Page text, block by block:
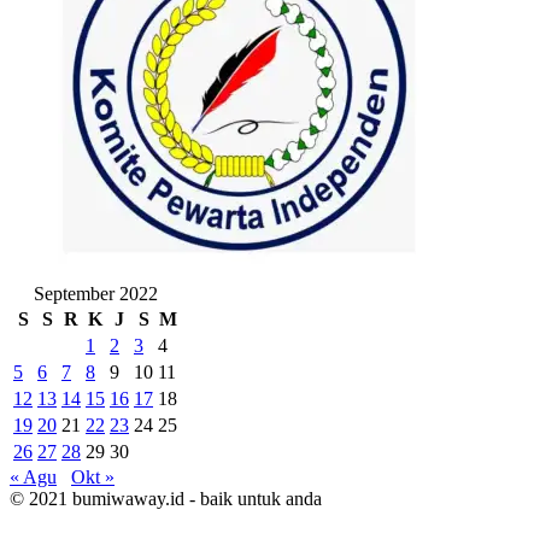
September 2022
S
S R K J S M
1
2 3
4
5
6 7 8 9 10 11
12 13 14 15 16 17 18
19 20 21 22 23 24 25
26 27 28 29 30
« Agu
Okt »
© 2021 bumiwaway.id - baik untuk anda